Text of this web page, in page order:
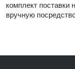
комплект поставки
вручную